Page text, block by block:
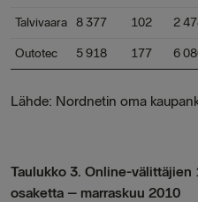
Talvivaara 8 377 102 2
Outotec 5 918 177 6
Lähde: Nordnetin oma
Taulukko 3. Online-
osaketta – marraskuu 2010